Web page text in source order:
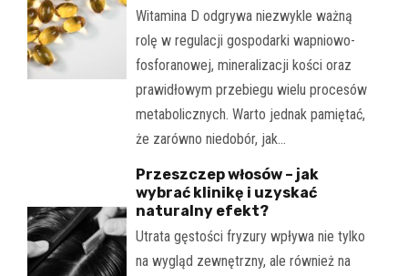
Witamina D odgrywa niezwykle ważną
rolę w regulacji gospodarki wapniowo-
fosforanowej, mineralizacji kości oraz
prawidłowym przebiegu wielu procesów
metabolicznych. Warto jednak pamiętać,
że zarówno niedobór, jak…
Przeszczep włosów – jak
wybrać klinikę i uzyskać
naturalny efekt?
Utrata gęstości fryzury wpływa nie tylko
na wygląd zewnętrzny, ale również na